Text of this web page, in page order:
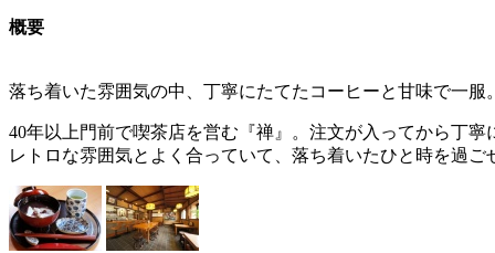
概要
落ち着いた雰囲気の中、丁寧にたてたコーヒーと甘味で一服
40年以上門前で喫茶店を営む『禅』。注文が入ってから丁
レトロな雰囲気とよく合っていて、落ち着いたひと時を過ご